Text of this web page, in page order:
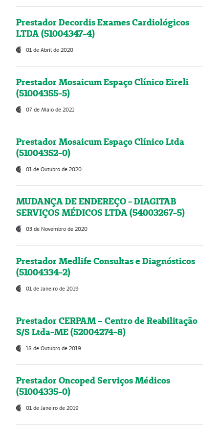
Prestador Decordis Exames Cardiológicos
LTDA (51004347-4)
01 de Abril de 2020
Prestador Mosaicum Espaço Clínico Eireli
(51004355-5)
07 de Maio de 2021
Prestador Mosaicum Espaço Clínico Ltda
(51004352-0)
01 de Outubro de 2020
MUDANÇA DE ENDEREÇO - DIAGITAB
SERVIÇOS MÉDICOS LTDA (54003267-5)
03 de Novembro de 2020
Prestador Medlife Consultas e Diagnósticos
(51004334-2)
01 de Janeiro de 2019
Prestador CERPAM – Centro de Reabilitação
S/S Ltda-ME (52004274-8)
18 de Outubro de 2019
Prestador Oncoped Serviços Médicos
(51004335-0)
01 de Janeiro de 2019